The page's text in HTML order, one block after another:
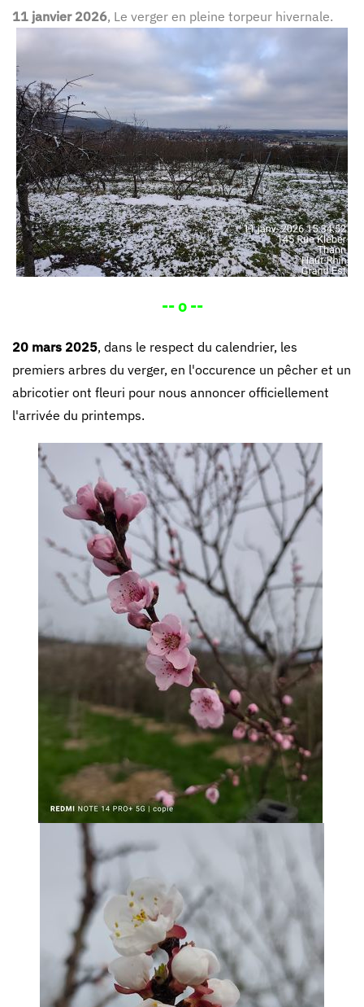
11 janvier 2026, Le verger en pleine torpeur hivernale.
-- o --
20 mars 2025, dans le respect du calendrier, les
premiers arbres du verger, en l'occurence un pêcher et un
abricotier ont fleuri pour nous annoncer officiellement
l'arrivée du printemps.